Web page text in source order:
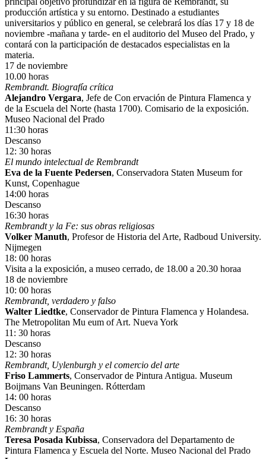
producción artística y su entorno. Destinado a estudiantes
universitarios y público en general, se celebrará los días 17 y 18 de
noviembre -mañana y tarde- en el auditorio del Museo del Prado, y
contará con la participación de destacados especialistas en la
materia.
17 de noviembre
10.00 horas
Rembrandt. Biografía crítica
Alejandro Vergara, Jefe de Con ervación de Pintura Flamenca y
de la Escuela del Norte (hasta 1700). Comisario de la exposición.
Museo Nacional del Prado
11:30 horas
Descanso
12: 30 horas
El mundo intelectual de Rembrandt
Eva de la Fuente Pedersen, Conservadora Staten Museum for
Kunst, Copenhague
14:00 horas
Descanso
16:30 horas
Rembrandt y la Fe: sus obras religiosas
Volker Manuth, Profesor de Historia del Arte, Radboud University.
Nijmegen
18: 00 horas
Visita a la exposición, a museo cerrado, de 18.00 a 20.30 horaa
18 de noviembre
10: 00 horas
Rembrandt, verdadero y falso
Walter Liedtke, Conservador de Pintura Flamenca y Holandesa.
The Metropolitan Mu eum of Art. Nueva York
11: 30 horas
Descanso
12: 30 horas
Rembrandt, Uylenburgh y el comercio del arte
Friso Lammerts, Conservador de Pintura Antigua. Museum
Boijmans Van Beuningen. Rótterdam
14: 00 horas
Descanso
16: 30 horas
Rembrandt y España
Teresa Posada Kubissa, Conservadora del Departamento de
Pintura Flamenca y Escuela del Norte. Museo Nacional del Prado